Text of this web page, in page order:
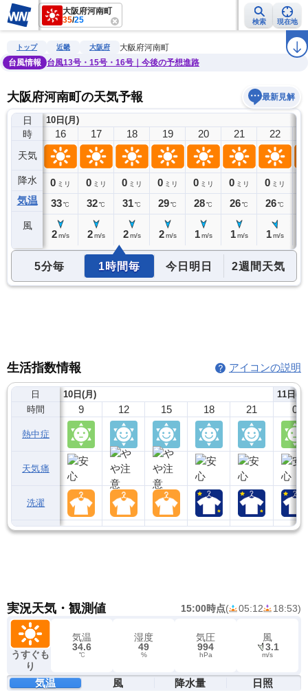
大阪府河南町
35/25 検索 現在地
雨雲レーダー 台風情報 地震情報 ラ
トップ 近畿 大阪府
大阪府河南町
台風情報
台風13号・15号・16号｜今後の予想進路
大阪府河南町の天気予報 最新見解
日
時
天気
降水
気温
風
10日(月)
15
0ミリ
35℃
16
0 ミリ
33℃
2 m/s
17
0 ミリ
32℃
2 m/s
18
0 ミリ
31℃
2 m/s
19
0 ミリ
29℃
2 m/s
20
0 ミリ
28℃
1 m/s
21
0 ミリ
26℃
1 m/s
22
0 ミリ
26℃
1 m/s
5分毎 1時間毎 今日明日 2週間天気
生活指数情報 アイコンの説明
日
時間
熱中症
天気痛
洗濯
10日(月)
9 12 15 18 21
11日(
0
実況天気・観測値 15:00時点( 05:12 18:53)
うすぐも
り
気温
34.6
℃
湿度
49
%
気圧
994
hPa
風
3.1
m/s
気温 風 降水量 日照